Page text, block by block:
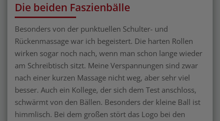
Die beiden Faszienbälle
Besonders von der punktuellen Schulter- und
Rückenmassage war ich begeistert. Die harten Rollen
wirken sogar noch nach, wenn man schon lange wieder
am Schreibtisch sitzt. Meine Verspannungen sind zwar
nach einer kurzen Massage nicht weg, aber sehr viel
besser. Auch ein Kollege, der sich dem Test anschloss,
schwärmt von den Bällen. Besonders der kleine Ball ist
himmlisch. Bei dem großen stört das Logo bei den